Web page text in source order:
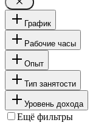
График
Рабочие часы
Опыт
Тип занятости
Уровень дохода
Ещё фильтры